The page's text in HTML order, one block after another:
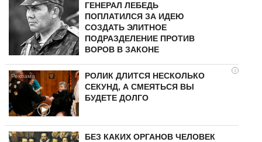
ГЕНЕРАЛ ЛЕБЕДЬ
ПОПЛАТИЛСЯ ЗА ИДЕЮ
СОЗДАТЬ ЭЛИТНОЕ
ПОДРАЗДЕЛЕНИЕ ПРОТИВ
ВОРОВ В ЗАКОНЕ
i
РОЛИК ДЛИТСЯ НЕСКОЛЬКО
СЕКУНД, А СМЕЯТЬСЯ ВЫ
БУДЕТЕ ДОЛГО
БЕЗ КАКИХ ОРГАНОВ ЧЕЛОВЕК